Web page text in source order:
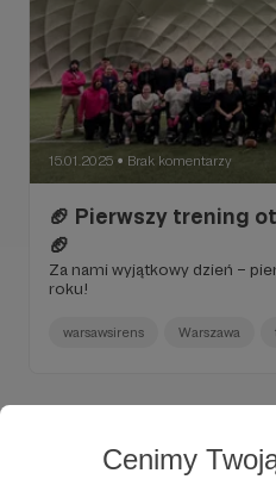
Cenimy
15.01.2025 ● Brak komentarzy
🏈 Pierwszy trening
🏈
Za nami wyjątkowy dzień –
roku!
warsawsirens Warszawa